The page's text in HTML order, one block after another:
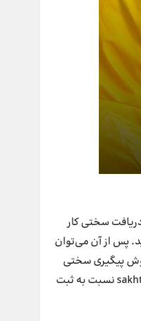
سختی کار
پس از آن می‌توان
روش پیگیری سختی
کار نیست؛ متقاضیان می‌توانند با ورود به سامانه ثبت نام اینترنتی سختی کار به نشانی sakht.mcls.gov.ir نسبت به ثبت